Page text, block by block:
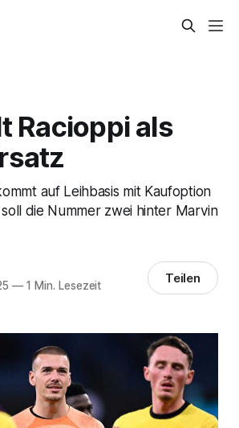
Racioppi als
auf Leihbasis mit Kaufoption
die Nummer zwei hinter Marvin
—1 Min. Lesezeit Teilen